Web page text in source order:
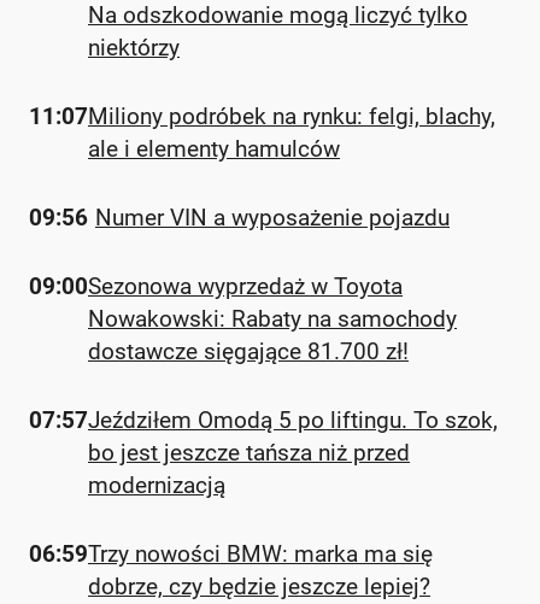
Na odszkodowanie mogą liczyć tylko
niektórzy
11:07Miliony podróbek na rynku: felgi, blachy,
ale i elementy hamulców
09:56 Numer VIN a wyposażenie pojazdu
09:00Sezonowa wyprzedaż w Toyota
Nowakowski: Rabaty na samochody
dostawcze sięgające 81.700 zł!
07:57Jeździłem Omodą 5 po liftingu. To szok,
bo jest jeszcze tańsza niż przed
modernizacją
06:59Trzy nowości BMW: marka ma się
dobrze, czy będzie jeszcze lepiej?